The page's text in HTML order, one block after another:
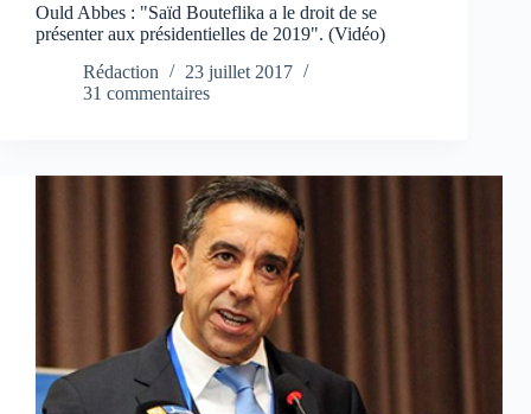
Ould Abbes : "Saïd Bouteflika a le droit de se
présenter aux présidentielles de 2019". (Vidéo)
Rédaction
23 juillet 2017
31 commentaires